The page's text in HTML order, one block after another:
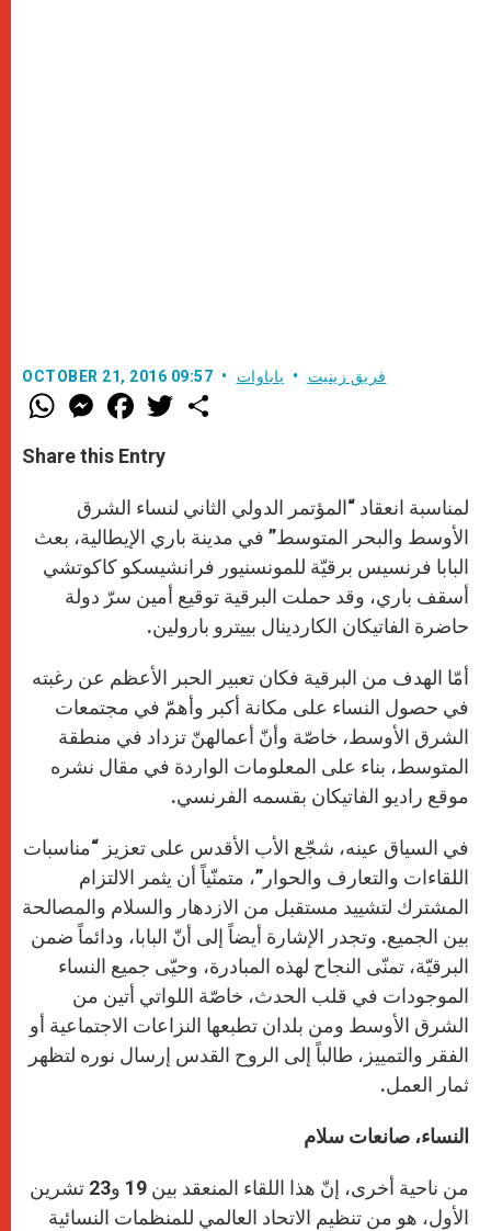
OCTOBER 21, 2016 09:57 فريق زينيت باباوات
W
h
t
s
M
e
s
e
g
e
r
F
a
e
b
o
k
w
Share this Entry
لمناسبة انعقاد “المؤتمر الدولي الثاني لنساء الشرق
الأوسط والبحر المتوسط” في مدينة باري الإيطالية، بعث
البابا فرنسيس برقيّة للمونسنيور فرانشيسكو كاكوتشي
أسقف باري، وقد حملت البرقية توقيع أمين سرّ دولة
حاضرة الفاتيكان الكاردينال بييترو بارولين.
أمّا الهدف من البرقية فكان تعبير الحبر الأعظم عن رغبته
في حصول النساء على مكانة أكبر وأهمّ في مجتمعات
الشرق الأوسط، خاصّة وأنّ أعمالهنّ تزداد في منطقة
المتوسط، بناء على المعلومات الواردة في مقال نشره
موقع راديو الفاتيكان بقسمه الفرنسي.
في السياق عينه، شجّع الأب الأقدس على تعزيز “مناسبات
اللقاءات والتعارف والحوار”، متمنّياً أن يثمر الالتزام
المشترك لتشييد مستقبل من الازدهار والسلام والمصالحة
بين الجميع. وتجدر الإشارة أيضاً إلى أنّ البابا، ودائماً ضمن
البرقيّة، تمنّى النجاح لهذه المبادرة، وحيّى جميع النساء
الموجودات في قلب الحدث، خاصّة اللواتي أتين من
الشرق الأوسط ومن بلدان تطبعها النزاعات الاجتماعية أو
الفقر والتمييز، طالباً إلى الروح القدس إرسال نوره لتظهر
ثمار العمل.
النساء، صانعات سلام
من ناحية أخرى، إنّ هذا اللقاء المنعقد بين 19 و23 تشرين
الأول، هو من تنظيم الاتحاد العالمي للمنظمات النسائية